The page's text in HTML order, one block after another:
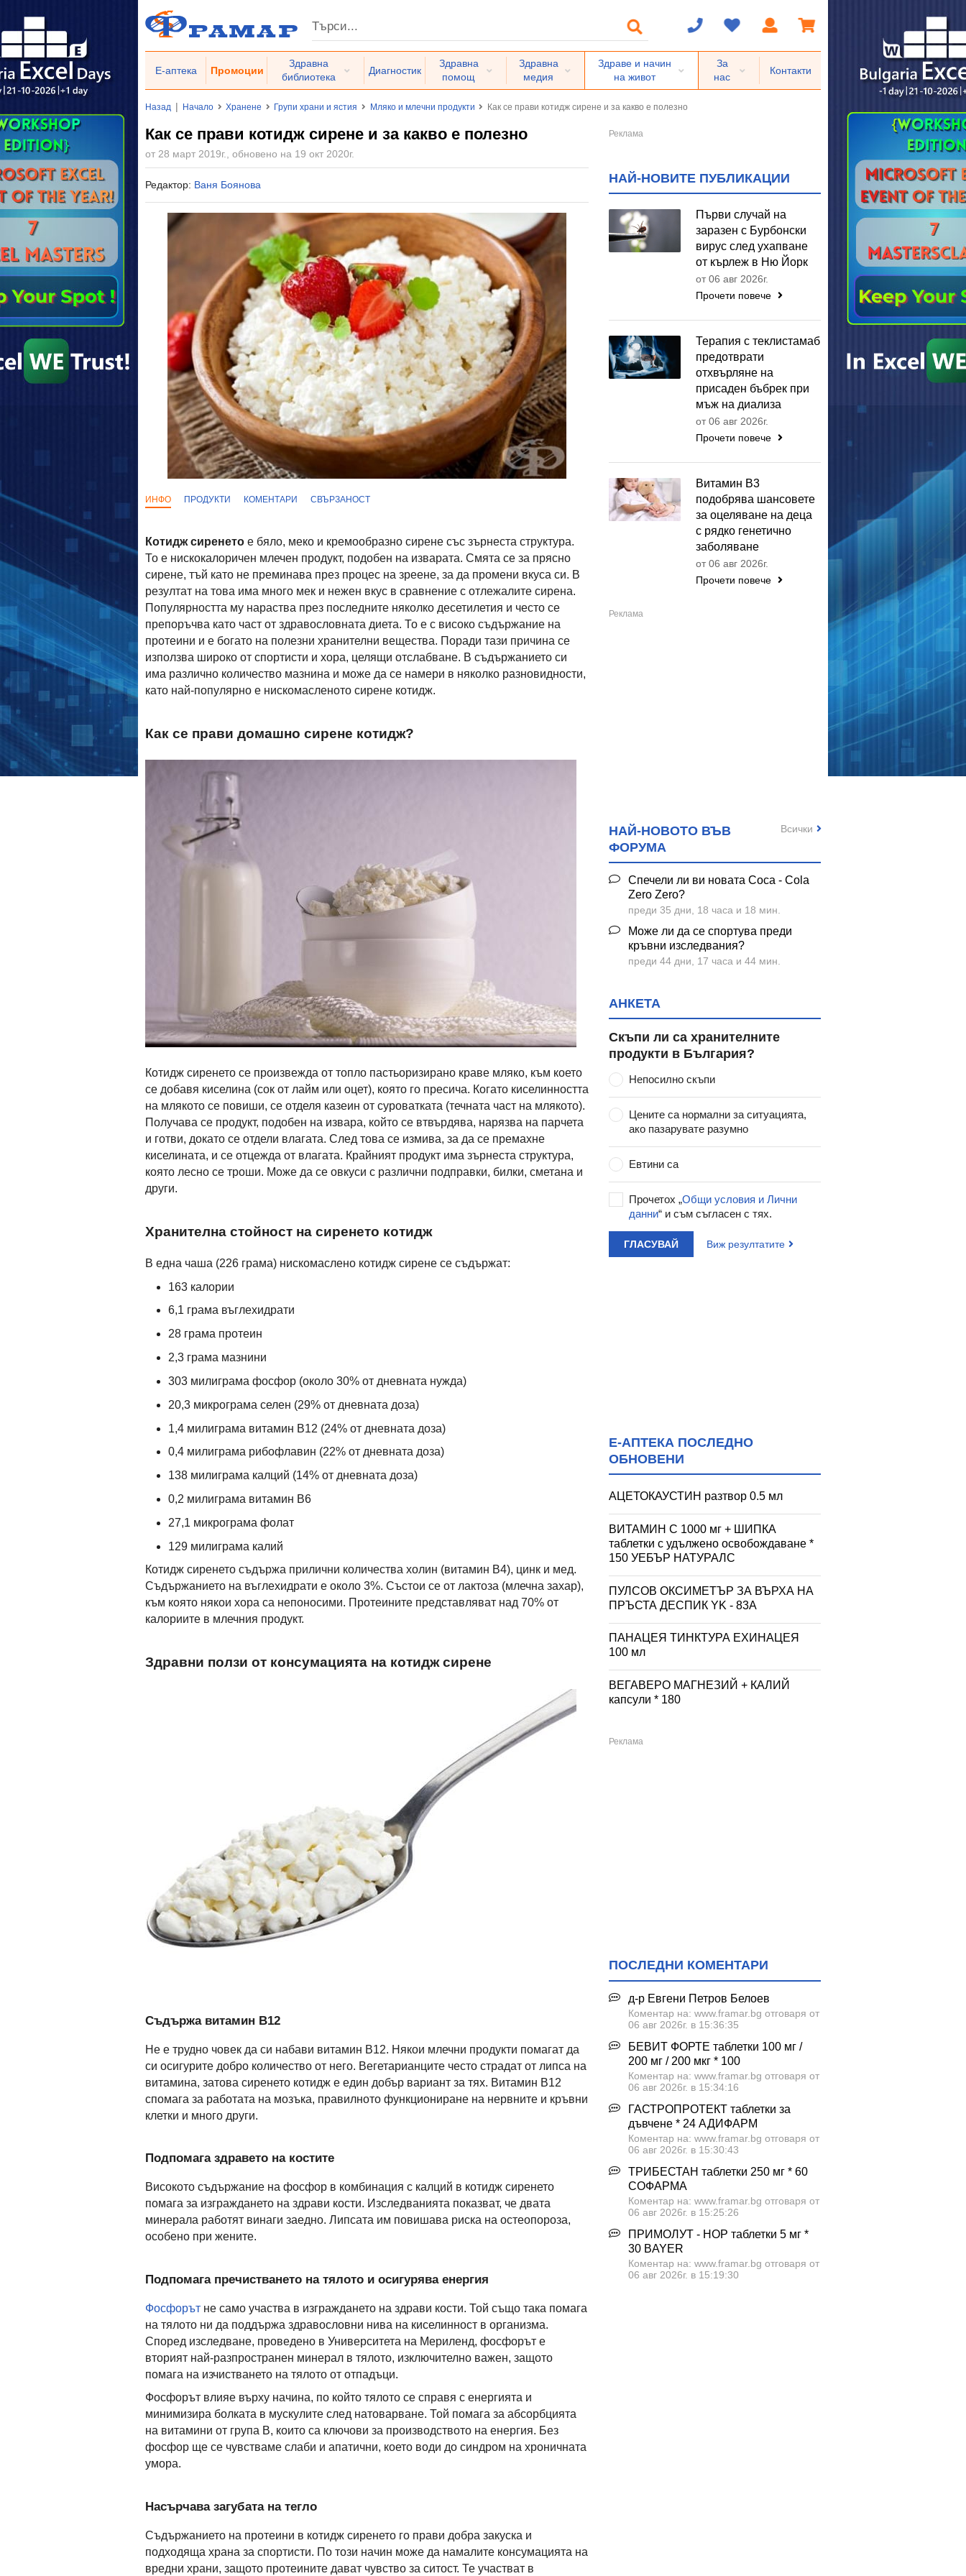
Е-аптека Промоции
Здравна
библиотека
Диагностик
Здравна
помощ
Здравна
медия
Здраве и начин
на живот
За
нас
Контакти
Назад | Начало Хранене Групи храни и ястия Мляко и млечни продукти Как се прави котидж сирене и за какво е полезно
Как се прави котидж сирене и за какво е полезно
от 28 март 2019г., обновено на 19 окт 2020г.
Редактор: Ваня Боянова
ИНФО ПРОДУКТИ КОМЕНТАРИ СВЪРЗАНОСТ
Котидж сиренето е бяло, меко и кремообразно сирене със зърнеста структура.
То е нискокалоричен млечен продукт, подобен на изварата. Смята се за прясно
сирене, тъй като не преминава през процес на зреене, за да промени вкуса си. В
резултат на това има много мек и нежен вкус в сравнение с отлежалите сирена.
Популярността му нараства през последните няколко десетилетия и често се
препоръчва като част от здравословната диета. То е с високо съдържание на
протеини и е богато на полезни хранителни вещества. Поради тази причина се
използва широко от спортисти и хора, целящи отслабване. В съдържанието си
има различно количество мазнина и може да се намери в няколко разновидности,
като най-популярно е нискомасленото сирене котидж.
Как се прави домашно сирене котидж?
Котидж сиренето се произвежда от топло пастьоризирано краве мляко, към което
се добавя киселина (сок от лайм или оцет), която го пресича. Когато киселинността
на млякото се повиши, се отделя казеин от суроватката (течната част на млякото).
Получава се продукт, подобен на извара, който се втвърдява, нарязва на парчета
и готви, докато се отдели влагата. След това се измива, за да се премахне
киселината, и се отцежда от влагата. Крайният продукт има зърнеста структура,
която лесно се троши. Може да се овкуси с различни подправки, билки, сметана и
други.
Хранителна стойност на сиренето котидж
В една чаша (226 грама) нискомаслено котидж сирене се съдържат:
163 калории
6,1 грама въглехидрати
28 грама протеин
2,3 грама мазнини
303 милиграма фосфор (около 30% от дневната нужда)
20,3 микрограма селен (29% от дневната доза)
1,4 милиграма витамин В12 (24% от дневната доза)
0,4 милиграма рибофлавин (22% от дневната доза)
138 милиграма калций (14% от дневната доза)
0,2 милиграма витамин В6
27,1 микрограма фолат
129 милиграма калий
Котидж сиренето съдържа прилични количества холин (витамин B4), цинк и мед.
Съдържанието на въглехидрати е около 3%. Състои се от лактоза (млечна захар),
към която някои хора са непоносими. Протеините представляват над 70% от
калориите в млечния продукт.
Здравни ползи от консумацията на котидж сирене
Съдържа витамин В12
Не е трудно човек да си набави витамин В12. Някои млечни продукти помагат да
си осигурите добро количество от него. Вегетарианците често страдат от липса на
витамина, затова сиренето котидж е един добър вариант за тях. Витамин В12
спомага за работата на мозъка, правилното функциониране на нервните и кръвни
клетки и много други.
Подпомага здравето на костите
Високото съдържание на фосфор в комбинация с калций в котидж сиренето
помага за изграждането на здрави кости. Изследванията показват, че двата
минерала работят винаги заедно. Липсата им повишава риска на остеопороза,
особено при жените.
Подпомага пречистването на тялото и осигурява енергия
Фосфорът не само участва в изграждането на здрави кости. Той също така помага
на тялото ни да поддържа здравословни нива на киселинност в организма.
Според изследване, проведено в Университета на Мериленд, фосфорът е
вторият най-разпространен минерал в тялото, изключително важен, защото
помага на изчистването на тялото от отпадъци.
Фосфорът влияе върху начина, по който тялото се справя с енергията и
минимизира болката в мускулите след натоварване. Той помага за абсорбцията
на витамини от група В, които са ключови за производството на енергия. Без
фосфор ще се чувстваме слаби и апатични, което води до синдром на хроничната
умора.
Насърчава загубата на тегло
Съдържанието на протеини в котидж сиренето го прави добра закуска и
подходяща храна за спортисти. По този начин може да намалите консумацията на
вредни храни, защото протеините дават чувство за ситост. Те участват в
НАЙ-НОВИТЕ ПУБЛИКАЦИИ
Първи случай на
заразен с Бурбонски
вирус след ухапване
от кърлеж в Ню Йорк
от 06 авг 2026г.
Прочети повече
Терапия с теклистамаб
предотврати
отхвърляне на
присаден бъбрек при
мъж на диализа
от 06 авг 2026г.
Прочети повече
Витамин B3
подобрява шансовете
за оцеляване на деца
с рядко генетично
заболяване
от 06 авг 2026г.
Прочети повече
НАЙ-НОВОТО ВЪВ
ФОРУМА
Спечели ли ви новата Coca - Cola
Zero Zero?
преди 35 дни, 18 часа и 18 мин.
Може ли да се спортува преди
кръвни изследвания?
преди 44 дни, 17 часа и 44 мин.
Всички
АНКЕТА
Скъпи ли са хранителните
продукти в България?
Непосилно скъпи
Цените са нормални за ситуацията,
ако пазарувате разумно
Евтини са
Прочетох „Общи условия и Лични
данни“ и съм съгласен с тях.
ГЛАСУВАЙ Виж резултатите
Е-АПТЕКА ПОСЛЕДНО
ОБНОВЕНИ
АЦЕТОКАУСТИН разтвор 0.5 мл
ВИТАМИН С 1000 мг + ШИПКА
таблетки с удължено освобождаване *
150 УЕБЪР НАТУРАЛС
ПУЛСОВ ОКСИМЕТЪР ЗА ВЪРХА НА
ПРЪСТА ДЕСПИК YK - 83A
ПАНАЦЕЯ ТИНКТУРА ЕХИНАЦЕЯ
100 мл
ВЕГАВЕРО МАГНЕЗИЙ + КАЛИЙ
капсули * 180
ПОСЛЕДНИ КОМЕНТАРИ
д-р Евгени Петров Белоев
Коментар на: www.framar.bg отговаря от
06 авг 2026г. в 15:36:35
БЕВИТ ФОРТЕ таблетки 100 мг /
200 мг / 200 мкг * 100
Коментар на: www.framar.bg отговаря от
06 авг 2026г. в 15:34:16
ГАСТРОПРОТЕКТ таблетки за
дъвчене * 24 АДИФАРМ
Коментар на: www.framar.bg отговаря от
06 авг 2026г. в 15:30:43
ТРИБЕСТАН таблетки 250 мг * 60
СОФАРМА
Коментар на: www.framar.bg отговаря от
06 авг 2026г. в 15:25:26
ПРИМОЛУТ - НОР таблетки 5 мг *
30 BAYER
Коментар на: www.framar.bg отговаря от
06 авг 2026г. в 15:19:30